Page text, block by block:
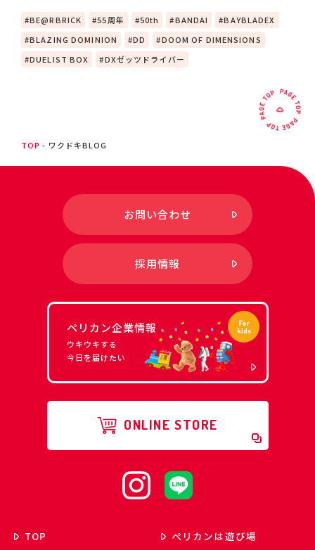
BE@RBRICK 55周年 50th BANDAI
BAYBLADEX
BLAZING DOMINION
DD
DOOM OF DIMENSIONS
DUELIST BOX
DXゼッツドライバー
TOP ワクドキBLOG
お問い合わせ
採用情報
ペリカン企業情報
ウキウキする
今日を届けたい
ONLINE STORE
TOP ペリカンは遊び場